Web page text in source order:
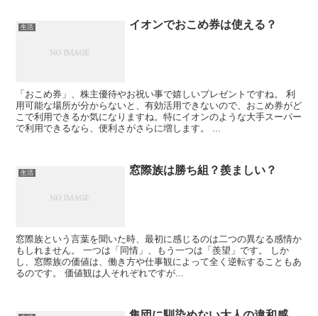
生活 イオンでおこめ券は使える？
「おこめ券」、株主優待やお祝い事で嬉しいプレゼントですね。 利
用可能な場所が分からないと、有効活用できないので、おこめ券がど
こで利用できるか気になりますね。特にイオンのような大手スーパー
で利用できるなら、便利さがさらに増します。 ...
生活 窓際族は勝ち組？羨ましい？
窓際族という言葉を聞いた時、最初に感じるのは二つの異なる感情か
もしれません。 一つは「同情」、もう一つは「羨望」です。 しか
し、窓際族の価値は、働き方や仕事観によって全く逆転することもあ
るのです。 価値観は人それぞれですが...